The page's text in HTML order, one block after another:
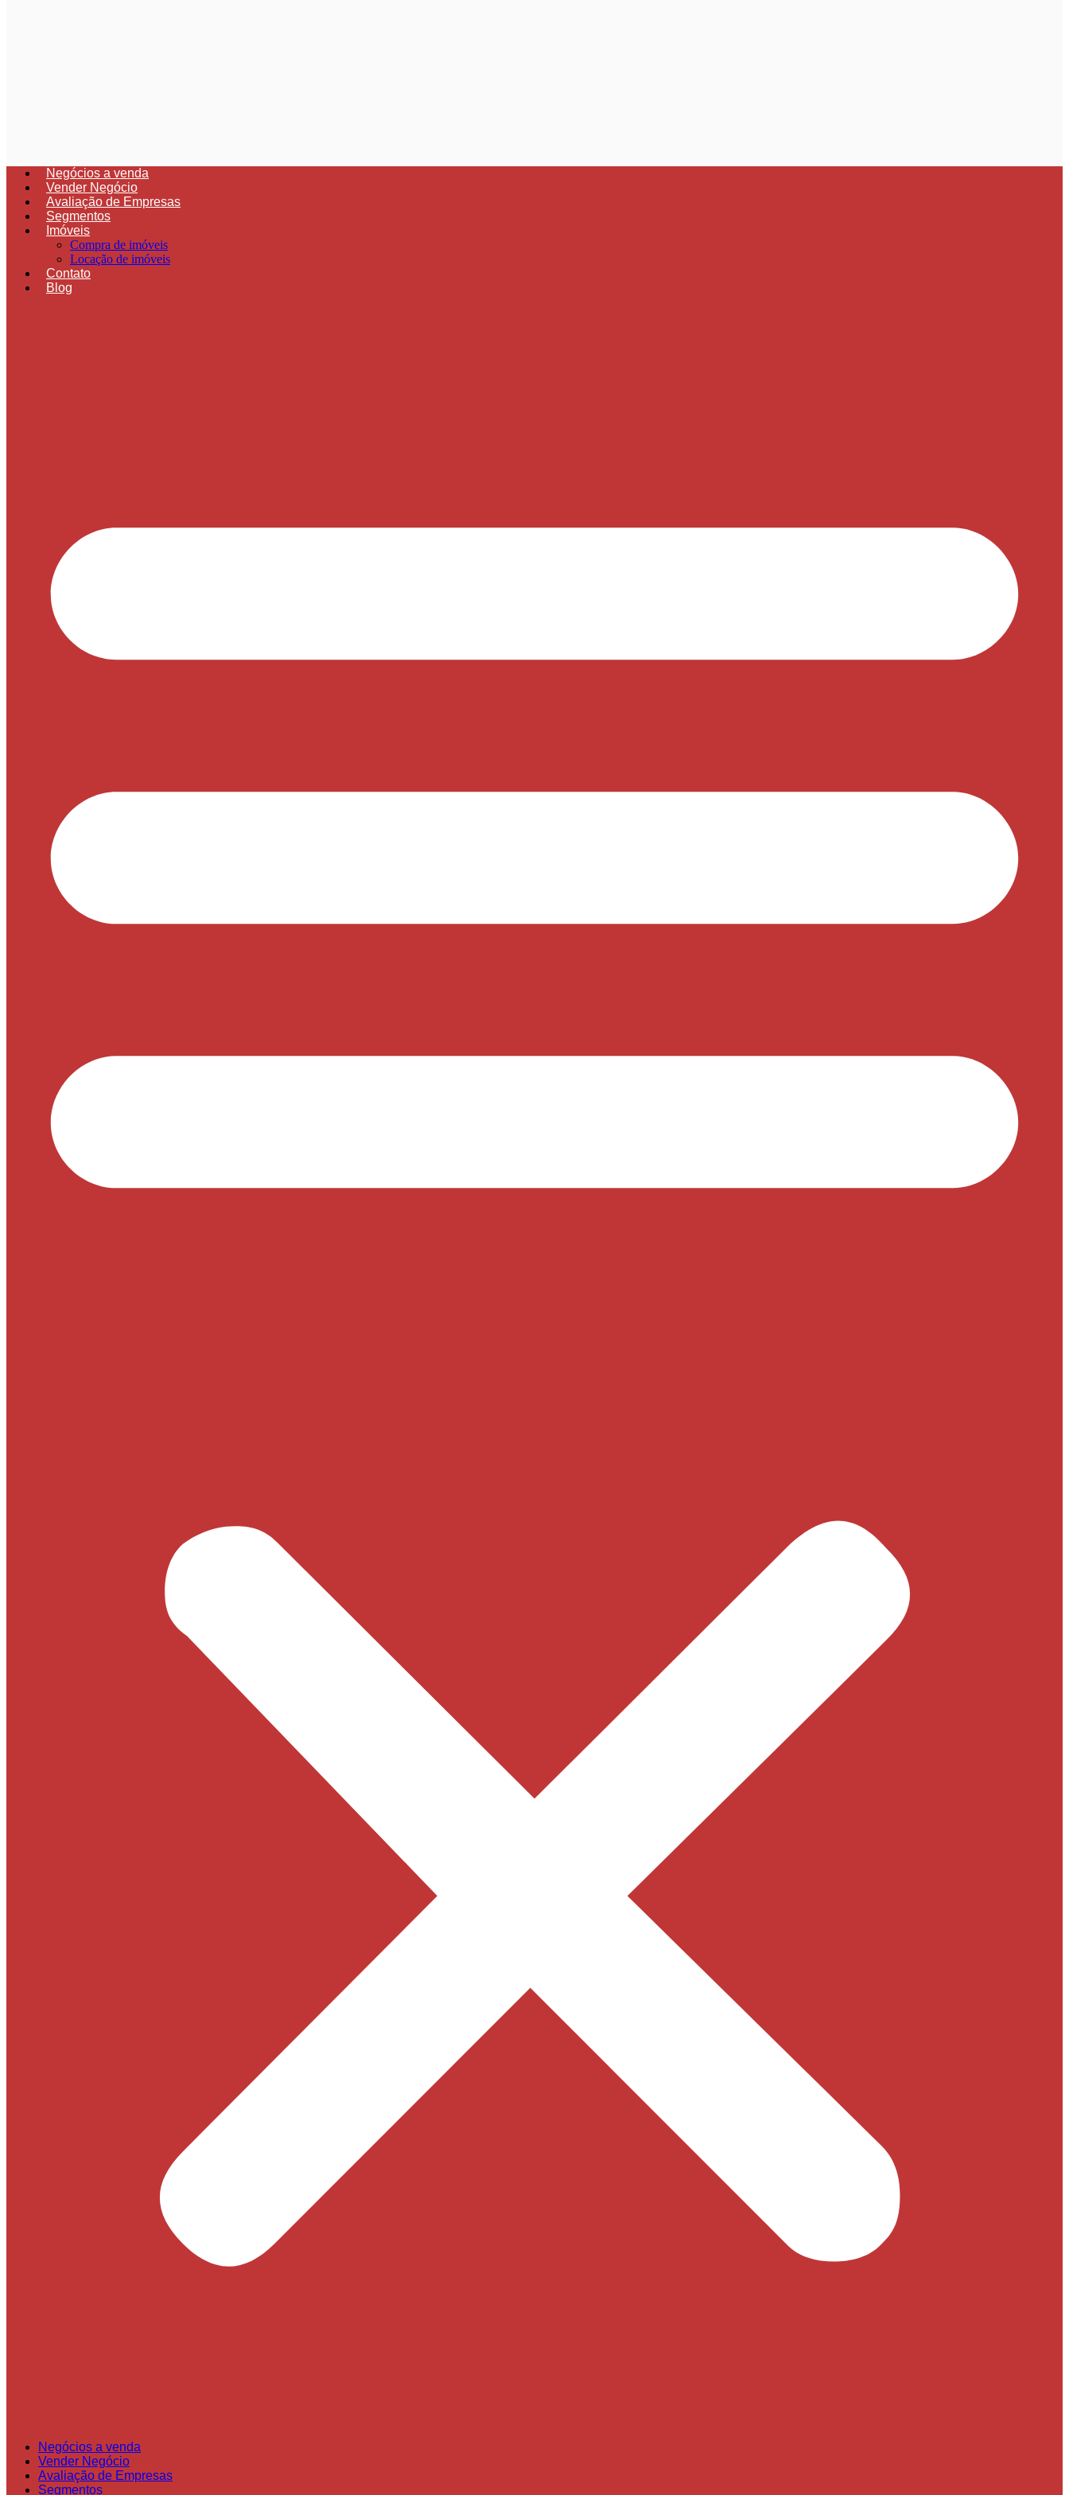
Negócios a venda
Vender Negócio
Avaliação de Empresas
Segmentos
Imóveis
Compra de imóveis
Locação de imóveis
Contato
Blog
Negócios a venda
Vender Negócio
Avaliação de Empresas
Segmentos